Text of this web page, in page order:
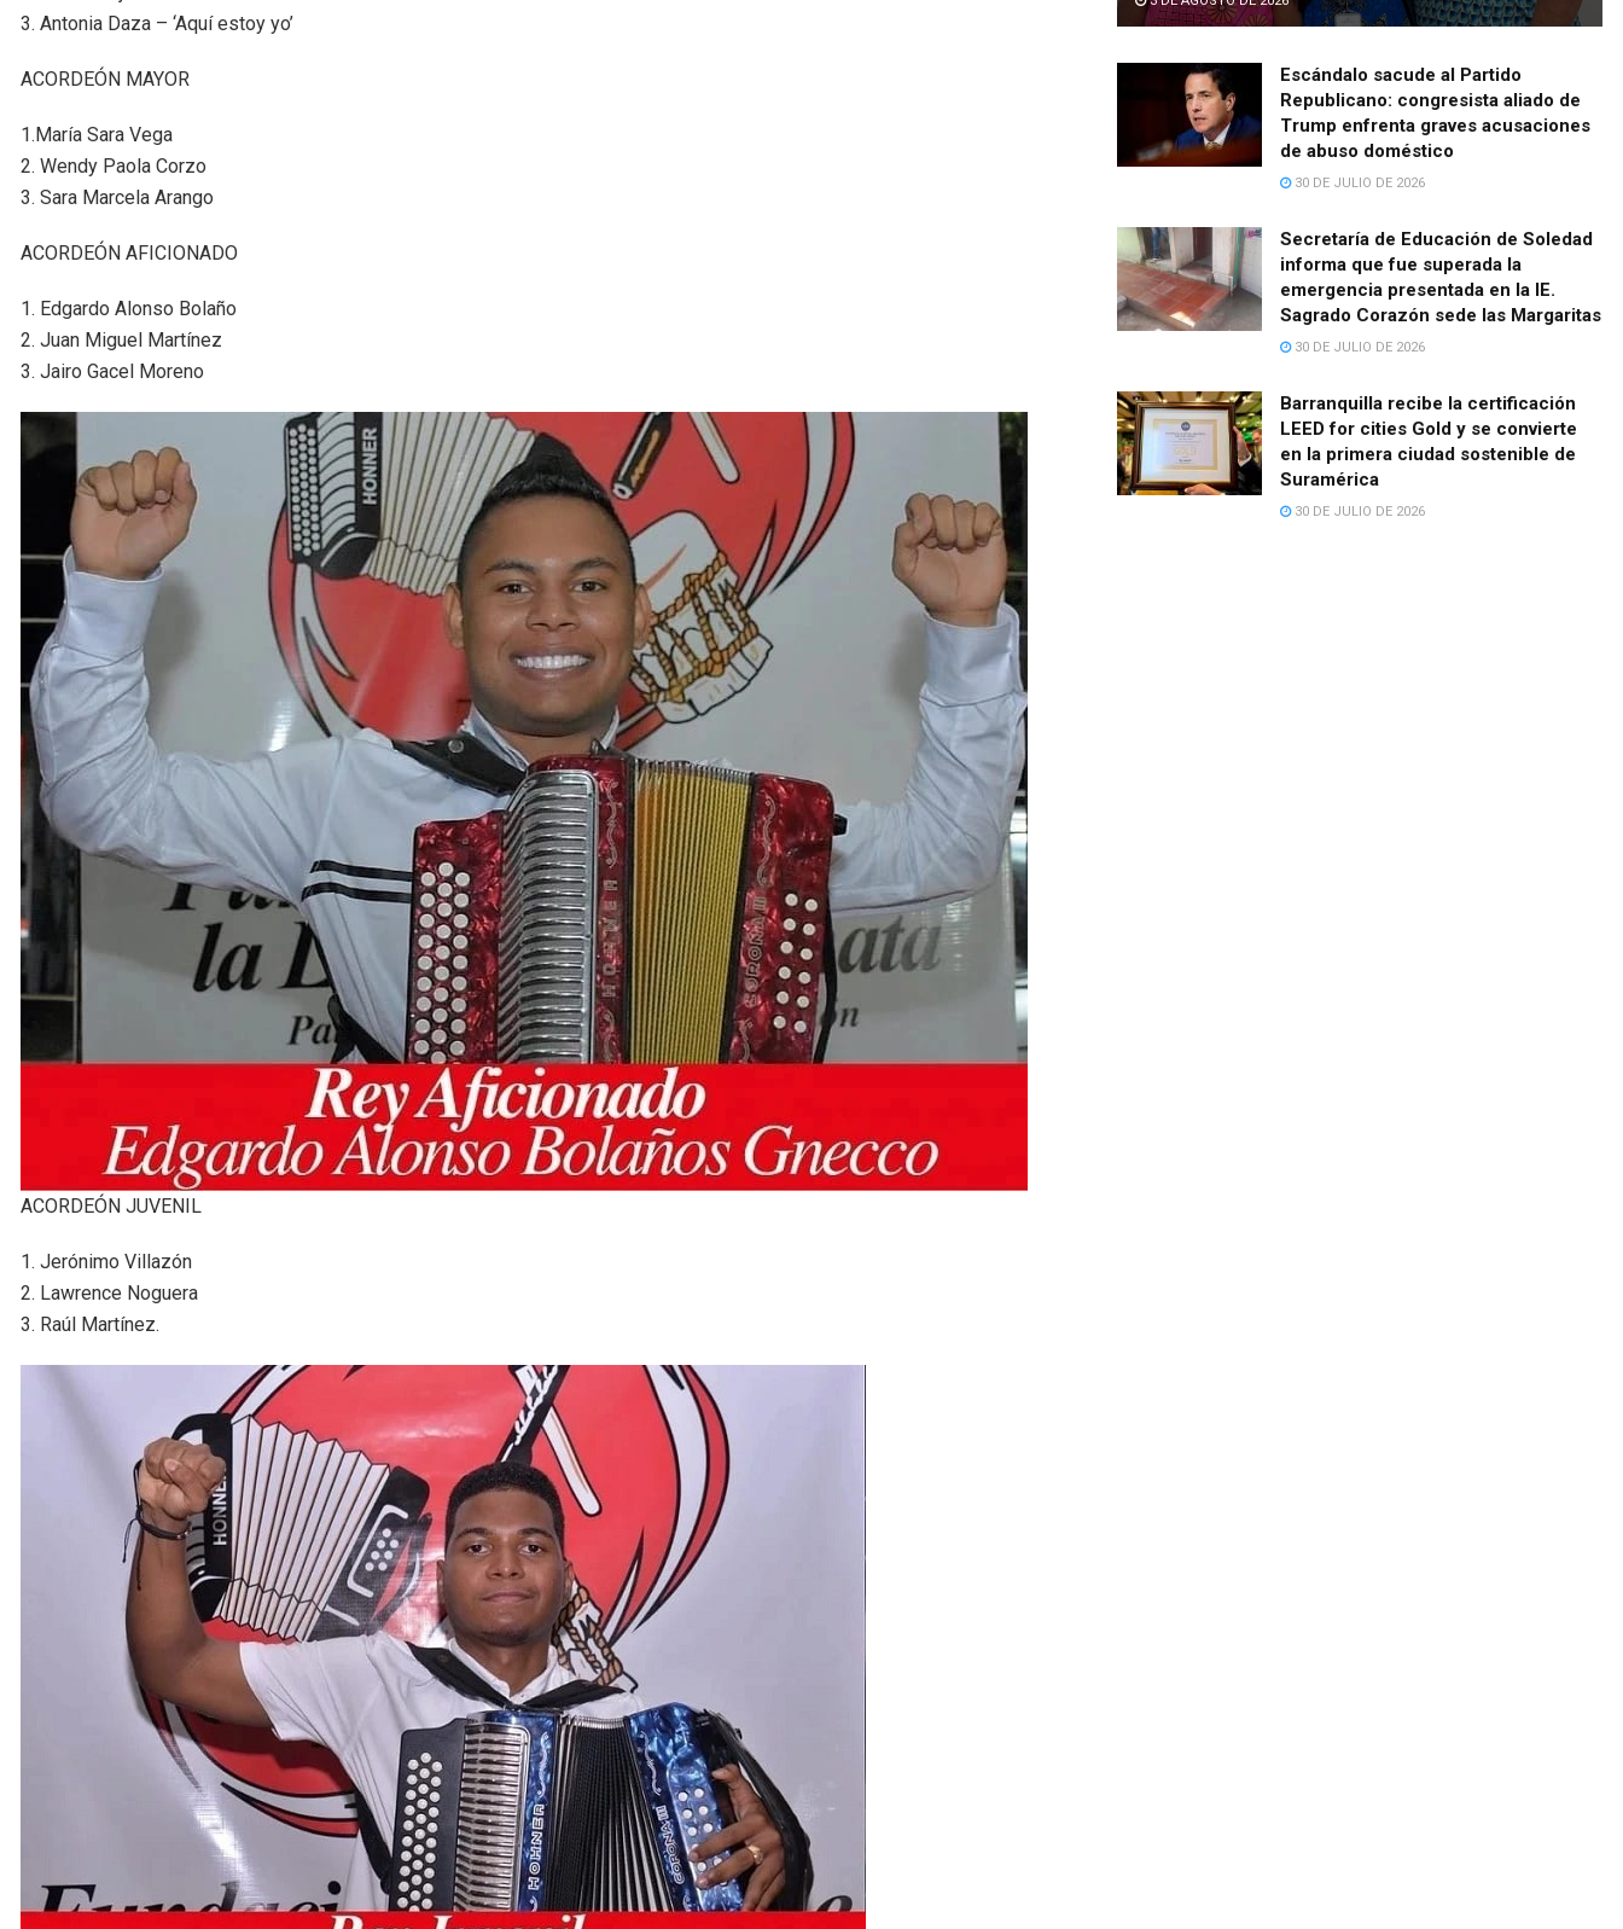
3. Antonia Daza – ‘Aquí estoy yo’
ACORDEÓN MAYOR
1.María Sara Vega
2. Wendy Paola Corzo
3. Sara Marcela Arango
ACORDEÓN AFICIONADO
1. Edgardo Alonso Bolaño
2. Juan Miguel Martínez
3. Jairo Gacel Moreno
ACORDEÓN JUVENIL
1. Jerónimo Villazón
2. Lawrence Noguera
3. Raúl Martínez.
Escándalo sacude al Partido
Republicano: congresista aliado de
Trump enfrenta graves acusaciones
de abuso doméstico
30 DE JULIO DE 2026
Secretaría de Educación de Soledad
informa que fue superada la
emergencia presentada en la IE.
Sagrado Corazón sede las Margaritas
30 DE JULIO DE 2026
Barranquilla recibe la certificación
LEED for cities Gold y se convierte
en la primera ciudad sostenible de
Suramérica
30 DE JULIO DE 2026